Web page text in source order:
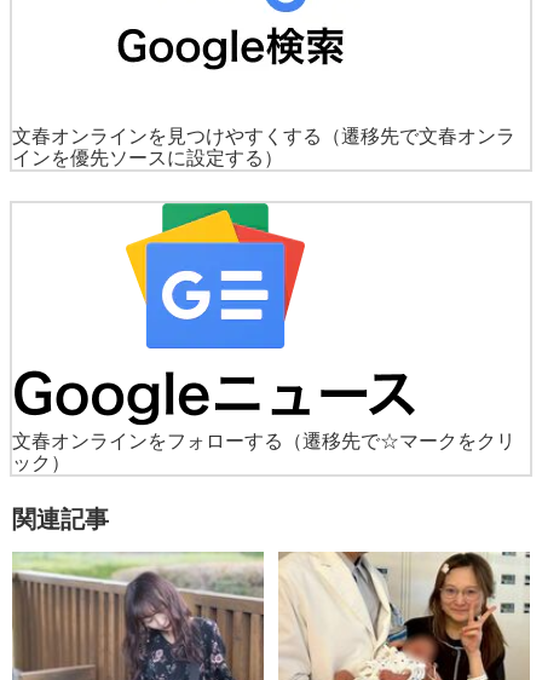
文春オンラインを見つけやすくする
（遷移先で文春オンラ
インを優先ソースに設定する）
文春オンラインをフォローする
（遷移先で☆マークをクリ
ック）
関連記事